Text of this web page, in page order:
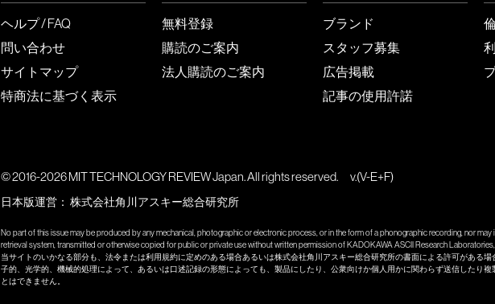
ヘルプ / FAQ
問い合わせ
サイトマップ
特商法に基づく表示
無料登録
購読のご案内
法人購読のご案内
ブランド
スタッフ募集
広告掲載
記事の使用許諾
© 2016-2026 MIT TECHNOLOGY REVIEW Japan. All rights reserved. v.(V-E+F)
日本版運営： 株式会社角川アスキー総合研究所
No part of this issue may be produced by any mechanical, photographic or electronic process, or in the form of a phonographic recording, nor may
retrieval system, transmitted or otherwise copied for public or private use without written permission of KADOKAWA ASCII Research Laboratories,
当サイトのいかなる部分も、法令または利用規約に定めのある場合あるいは株式会社角川アスキー総合研究所の書面による許可がある場
子的、光学的、機械的処理によって、あるいは口述記録の形態によっても、製品にしたり、公衆向けか個人用かに関わらず送信したり複
とはできません。